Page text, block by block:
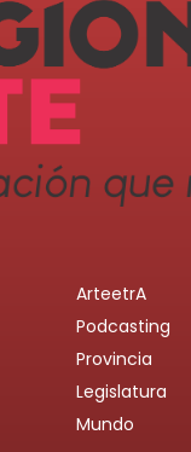
ArteetrA
Podcasting
Provincia
Legislatura
Mundo